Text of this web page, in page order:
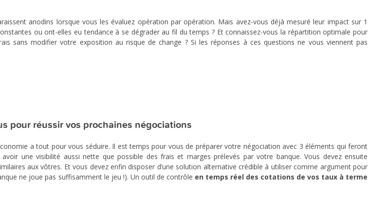
anodins lorsque vous les évaluez opération par opération. Mais avez-vous déjà mesuré leur impact sur 1
ou ont-elles eu tendance à se dégrader au fil du temps ? Et connaissez-vous la répartition optimale pour
sans modifier votre exposition au risque de change ? Si les réponses à ces questions ne vous viennent pas
pour réussir vos prochaines négociations
a tout pour vous séduire. Il est temps pour vous de préparer votre négociation avec 3 éléments qui feront
une visibilité aussi nette que possible des frais et marges prélevés par votre banque. Vous devez ensuite
aux vôtres. Et vous devez enfin disposer d’une solution alternative crédible à utiliser comme argument pour
ne joue pas suffisamment le jeu !). Un outil de contrôle en temps réel des cotations de vos taux à terme